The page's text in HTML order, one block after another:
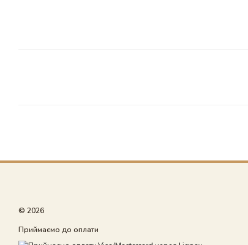
© 2026
Приймаємо до оплати